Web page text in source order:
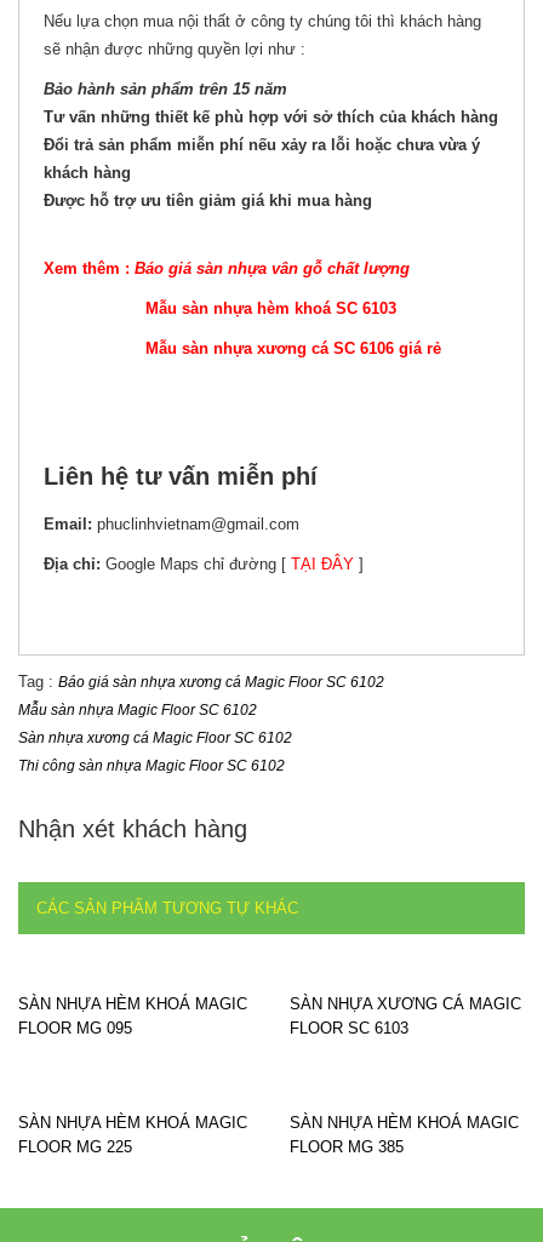
Nếu lựa chọn mua nội thất ở công ty chúng tôi thì khách hàng
sẽ nhận được những quyền lợi như :
Bảo hành sản phẩm trên 15 năm
Tư vấn những thiết kế phù hợp với sở thích của khách hàng
Đổi trả sản phẩm miễn phí nếu xảy ra lỗi hoặc chưa vừa ý
khách hàng
Được hỗ trợ ưu tiên giảm giá khi mua hàng
Xem thêm : Báo giá sàn nhựa vân gỗ chất lượng
Mẫu sàn nhựa hèm khoá SC 6103
Mẫu sàn nhựa xương cá SC 6106 giá rẻ
Liên hệ tư vấn miễn phí
Email: phuclinhvietnam@gmail.com
Địa chỉ: Google Maps chỉ đường [ TẠI ĐÂY ]
Tag : Báo giá sàn nhựa xương cá Magic Floor SC 6102
Mẫu sàn nhựa Magic Floor SC 6102
Sàn nhựa xương cá Magic Floor SC 6102
Thi công sàn nhựa Magic Floor SC 6102
Nhận xét khách hàng
CÁC SẢN PHẨM TƯƠNG TỰ KHÁC
SÀN NHỰA HÈM KHOÁ MAGIC
FLOOR MG 095
SÀN NHỰA XƯƠNG CÁ MAGIC
FLOOR SC 6103
SÀN NHỰA HÈM KHOÁ MAGIC
FLOOR MG 225
SÀN NHỰA HÈM KHOÁ MAGIC
FLOOR MG 385